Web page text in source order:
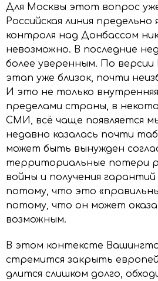
Для Москвы этот вопрос
Российская линия предельно
контроля над Донбассом
невозможно. В последние
более уверенным. По
этап уже близок, почти
И это не только
пределами страны, в
СМИ, всё чаще появляется
недавно казалась почти
может быть вынужден
территориальные потери
войны и получения
потому, что это
потому, что он может
возможным.
В этом контексте
стремится закрыть
длится слишком долго,